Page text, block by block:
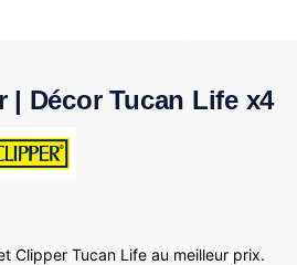
| Décor Tucan Life x4
Clipper Tucan Life au meilleur prix.